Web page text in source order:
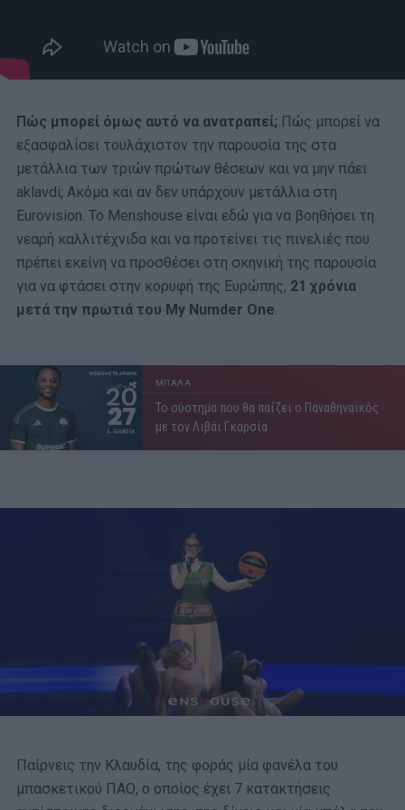
Πώς μπορεί όμως αυτό να ανατραπεί; Πώς μπορεί να
εξασφαλίσει τουλάχιστον την παρουσία της στα
μετάλλια των τριών πρώτων θέσεων και να μην πάει
aklavdi; Ακόμα και αν δεν υπάρχουν μετάλλια στη
Eurovision. Το Menshouse είναι εδώ για να βοηθήσει τη
νεαρή καλλιτέχνιδα και να προτείνει τις πινελιές που
πρέπει εκείνη να προσθέσει στη σκηνική της παρουσία
για να φτάσει στην κορυφή της Ευρώπης, 21 χρόνια
μετά την πρωτιά του My Numder One
ΜΠΑΛΑ
Το σύστημα που θα παίζει ο Παναθηναϊκός
με τον Λιβάι Γκαρσία
Παίρνεις την Κλαυδία, της φοράς μία φανέλα του
μπασκετικού ΠΑΟ, ο οποίος έχει 7 κατακτήσεις